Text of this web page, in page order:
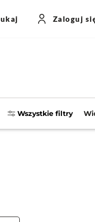
Zaloguj
Wszystkie filtry